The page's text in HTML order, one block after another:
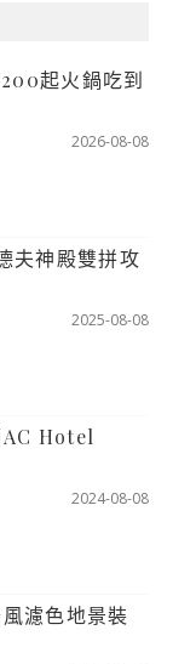
起火鍋吃到
2026-08-08
夫神殿雙拼攻
2025-08-08
AC Hotel
2024-08-08
濾色地景裝